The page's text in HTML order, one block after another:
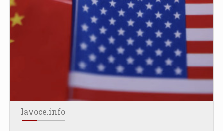
lavoce.info